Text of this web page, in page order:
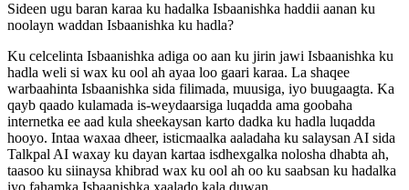
Sideen ugu baran karaa ku hadalka Isbaanishka haddii aanan ku
noolayn waddan Isbaanishka ku hadla?
Ku celcelinta Isbaanishka adiga oo aan ku jirin jawi Isbaanishka ku
hadla weli si wax ku ool ah ayaa loo gaari karaa. La shaqee
warbaahinta Isbaanishka sida filimada, muusiga, iyo buugaagta. Ka
qayb qaado kulamada is-weydaarsiga luqadda ama goobaha
internetka ee aad kula sheekaysan karto dadka ku hadla luqadda
hooyo. Intaa waxaa dheer, isticmaalka aaladaha ku salaysan AI sida
Talkpal AI waxay ku dayan kartaa isdhexgalka nolosha dhabta ah,
taasoo ku siinaysa khibrad wax ku ool ah oo ku saabsan ku hadalka